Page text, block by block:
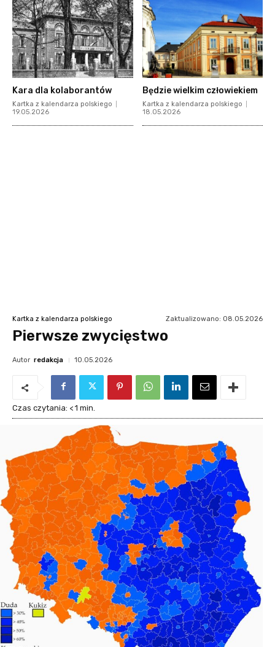
Kara dla kolaborantów
Kartka z kalendarza polskiego
19.05.2026
Będzie wielkim człowiekiem
Kartka z kalendarza polskiego
18.05.2026